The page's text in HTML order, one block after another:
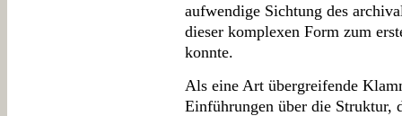
aufwendige Sichtung des
dieser komplexen Form zum
konnte.
Als eine Art übergreifende
Einführungen über die Struktur,